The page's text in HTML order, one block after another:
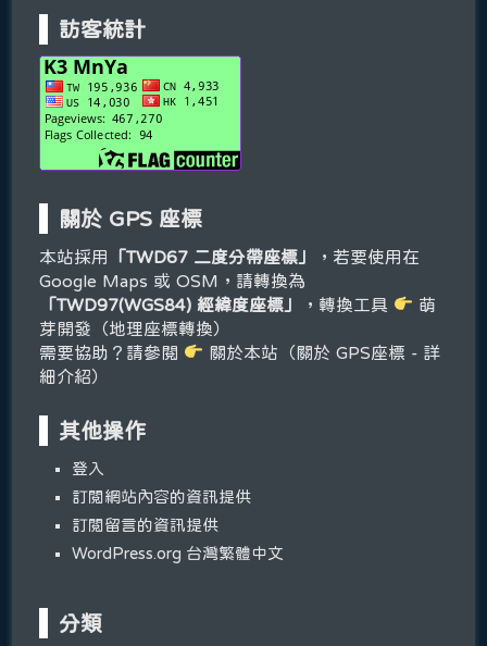
訪客統計
關於 GPS 座標
本站採用 「TWD67 二度分帶座標」
，若要使用在
Google Maps 或 OSM，請轉換為
「TWD97(WGS84) 經緯度座標」
，轉換工具
萌
芽開發（地理座標轉換）
需要協助？請參閱
關於本站（關於 GPS座標 - 詳
細介紹）
其他操作
登入
訂閱網站內容的資訊提供
訂閱留言的資訊提供
WordPress.org 台灣繁體中文
分類